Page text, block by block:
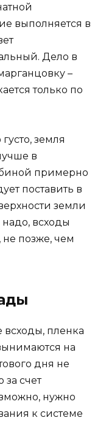
выполняется в
Дело в
–
только по
земля
в
примерно
поставить в
земли
всходы
позже, чем
всходы, пленка
на
дня не
за счет
нужно
к системе